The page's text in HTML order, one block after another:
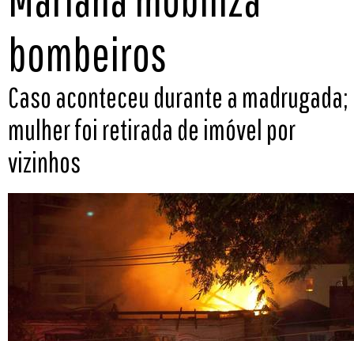
bombeiros
Caso aconteceu durante a madrugada;
mulher foi retirada de imóvel por
vizinhos